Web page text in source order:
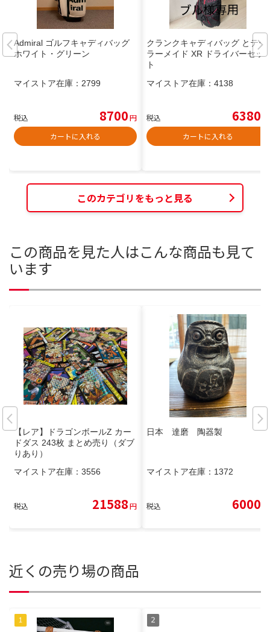
Admiral ゴルフキャディバッグ
ホワイト・グリーン
マイストア在庫： 2799
税込 8700円
カートに入れる
クランクキャディバッグ とテー
ラーメイド XR ドライバーセッ
ト
マイストア在庫： 4138
税込 6380
カートに入れる
このカテゴリをもっと見る
この商品を見た人はこんな商品も見て
います
【レア】ドラゴンボールZ カー
ドダス 243枚 まとめ売り（ダブ
りあり）
マイストア在庫： 3556
税込 21588円
日本 達磨 陶器製
マイストア在庫： 1372
税込 6000
近くの売り場の商品